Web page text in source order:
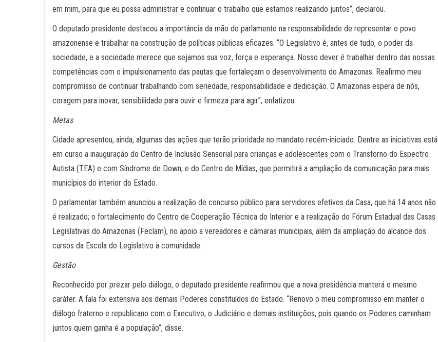
em mim, para que eu possa administrar e continuar o trabalho que estamos realizando juntos”, declarou.
O deputado presidente destacou a importância da mão do parlamento na responsabilidade de representar o povo
amazonense e trabalhar na construção de políticas públicas eficazes. “O Legislativo é, antes de tudo, o poder da
sociedade, e a sociedade merece que sejamos sua voz, força e esperança. Nosso dever é trabalhar dentro das nossas
competências com o impulsionamento das pautas que fortaleçam o desenvolvimento do Amazonas. Reafirmo meu
compromisso de continuar trabalhando com seriedade, responsabilidade e dedicação. O Amazonas espera de nós,
coragem para inovar, sensibilidade para ouvir e firmeza para agir”, enfatizou.
Metas
Cidade apresentou, ainda, algumas das ações que terão prioridade no mandato recém-iniciado. Dentre as iniciativas está
em curso a inauguração do Centro de Inclusão Sensorial para crianças e adolescentes com o Transtorno do Espectro
Autista (TEA) e com Síndrome de Down; e do Centro de Mídias, que permitirá a ampliação da comunicação para mais
municípios do interior do Estado.
O parlamentar também anunciou a realização de concurso público para servidores efetivos da Casa, que há 14 anos não
é realizado; o fortalecimento do Centro de Cooperação Técnica do Interior e a realização do Fórum Estadual das Casas
Legislativas do Amazonas (Feclam), no apoio a vereadores e câmaras municipais, além da ampliação do alcance dos
cursos da Escola do Legislativo à comunidade.
Gestão
Reconhecido por prezar pelo diálogo, o deputado presidente reafirmou que a nova presidência manterá o mesmo
caráter. A fala foi extensiva aos demais Poderes constituídos do Estado. “Renovo o meu compromisso em manter o
diálogo fraterno e republicano com o Executivo, o Judiciário e demais instituições, pois quando os Poderes caminham
juntos quem ganha é a população”, disse.